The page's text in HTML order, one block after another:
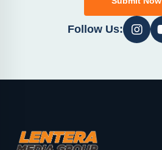
Follow Us: